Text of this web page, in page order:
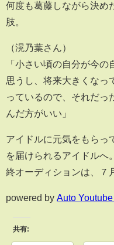
何度も葛藤しながら決め
肢。
（滉乃葉さん）
「小さい頃の自分が今
思うし、将来大きくなっ
っているので、それだっ
んだ方がいい」
アイドルに元気をもらっ
を届けられるアイドルへ
終オーディションは、７
powered by Auto
共有: